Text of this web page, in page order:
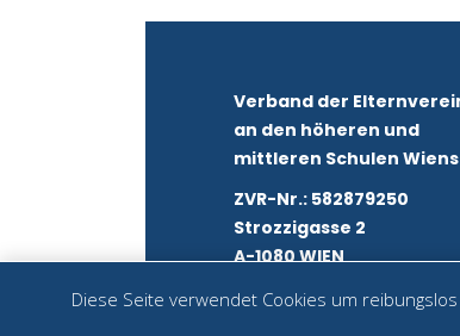
Verband der
an den höheren und
mittleren Schulen Wiens
ZVR-Nr.: 582879250
Strozzigasse 2
A-1080 WIEN
Diese Seite verwendet Cookies um